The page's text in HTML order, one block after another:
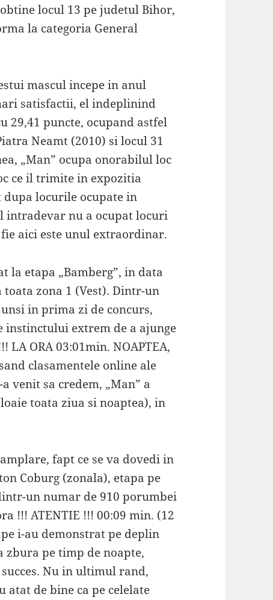
locul 13 pe judetul Bihor,
la categoria General
mascul incepe in anul
satisfactii, el indeplinind
29,41 puncte, ocupand astfel
Neamt (2010) si locul 31
„Man” ocupa onorabilul loc
ce il trimite in expozitia
dupa locurile ocupate in
intradevar nu a ocupat locuri
aici este unul extraordinar.
la etapa „Bamberg”, in data
zona 1 (Vest). Dintr-un
in prima zi de concurs,
instinctului extrem de a ajunge
LA ORA 03:01min. NOAPTEA,
clasamentele online ale
venit sa credem, „Man” a
toata ziua si noaptea), in
fapt ce se va dovedi in
Coburg (zonala), etapa pe
un numar de 910 porumbei
!!! ATENTIE !!! 00:09 min. (12
i-au demonstrat pe deplin
pe timp de noapte,
Nu in ultimul rand,
atat de bine ca pe celelate